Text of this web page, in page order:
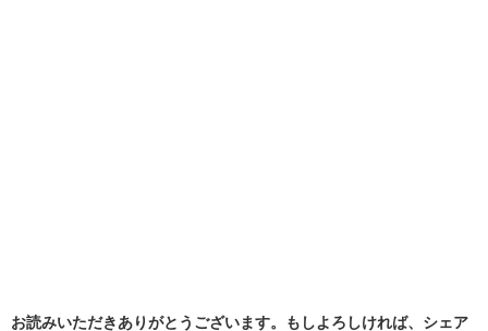
お読みいただきありがとうございます。もしよろしければ、シェア